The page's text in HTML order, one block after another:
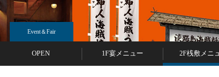
Event＆Fair
OPEN 1F宴メニュー 2F桟敷メニ